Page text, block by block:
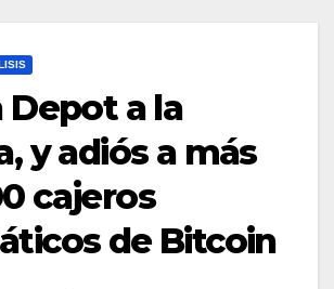
Depot a la
y adiós a más
cajeros
de Bitcoin